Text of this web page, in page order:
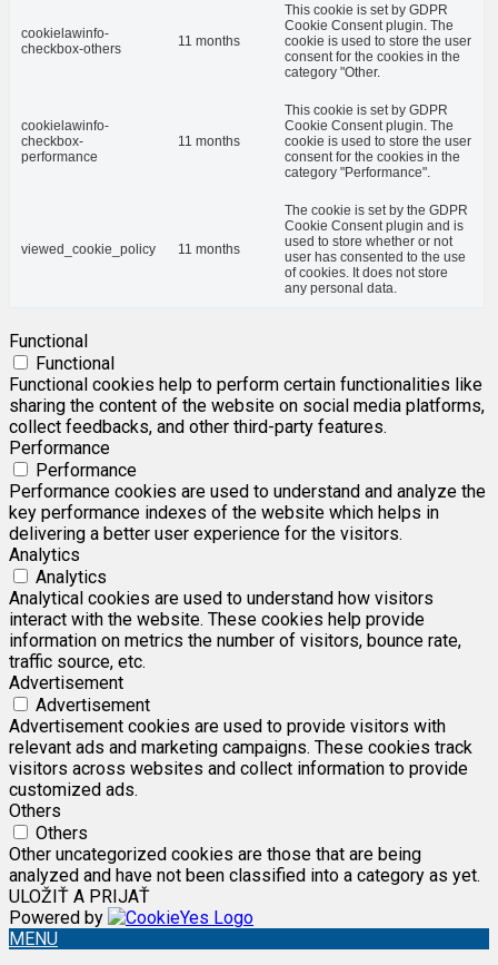
cookielawinfo-
checkbox-others
11 months
This cookie is set by GDPR
Cookie Consent plugin. The
cookie is used to store the user
consent for the cookies in the
category "Other.
cookielawinfo-
checkbox-
performance
11 months
This cookie is set by GDPR
Cookie Consent plugin. The
cookie is used to store the user
consent for the cookies in the
category "Performance".
viewed_cookie_policy 11 months
The cookie is set by the GDPR
Cookie Consent plugin and is
used to store whether or not
user has consented to the use
of cookies. It does not store
any personal data.
Functional
Functional
Functional cookies help to perform certain functionalities like
sharing the content of the website on social media platforms,
collect feedbacks, and other third-party features.
Performance
Performance
Performance cookies are used to understand and analyze the
key performance indexes of the website which helps in
delivering a better user experience for the visitors.
Analytics
Analytics
Analytical cookies are used to understand how visitors
interact with the website. These cookies help provide
information on metrics the number of visitors, bounce rate,
traffic source, etc.
Advertisement
Advertisement
Advertisement cookies are used to provide visitors with
relevant ads and marketing campaigns. These cookies track
visitors across websites and collect information to provide
customized ads.
Others
Others
Other uncategorized cookies are those that are being
analyzed and have not been classified into a category as yet.
ULOŽIŤ A PRIJAŤ
Powered by
MENU